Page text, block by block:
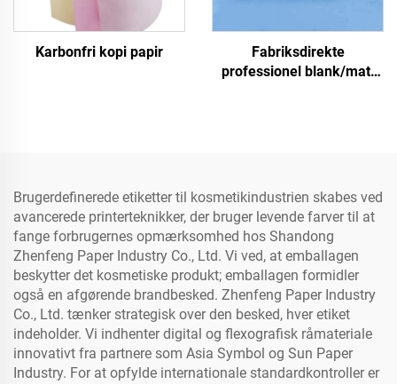
Karbonfri kopi papir
Fabriksdirekte
professionel blank/matt
Brugerdefinerede etiketter til kosmetikindustrien skabes ved
avancerede printerteknikker, der bruger levende farver til at
fange forbrugernes opmærksomhed hos Shandong
Zhenfeng Paper Industry Co., Ltd. Vi ved, at emballagen
beskytter det kosmetiske produkt; emballagen formidler
også en afgørende brandbesked. Zhenfeng Paper Industry
Co., Ltd. tænker strategisk over den besked, hver etiket
indeholder. Vi indhenter digital og flexografisk råmateriale
innovativt fra partnere som Asia Symbol og Sun Paper
Industry. For at opfylde internationale standardkontroller er